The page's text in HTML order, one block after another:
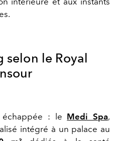
selon le Royal
: le Medi Spa,
intégré à un palace au